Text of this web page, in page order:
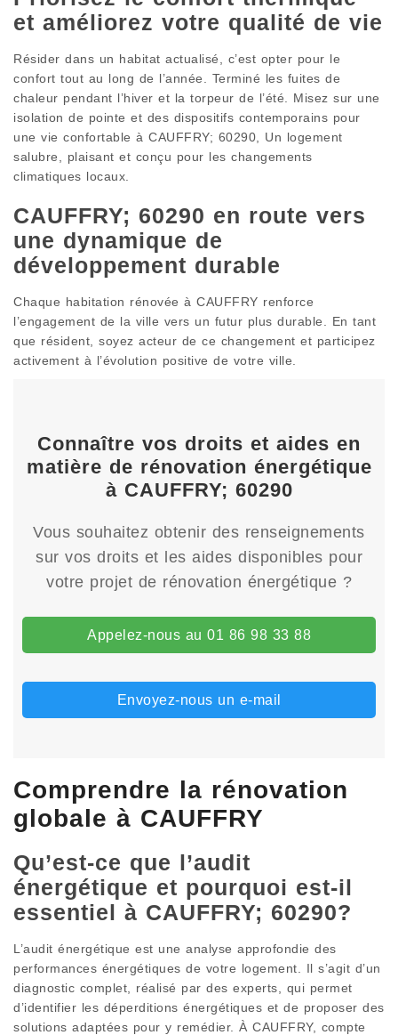
et améliorez votre qualité de vie
Résider dans un habitat actualisé, c’est opter pour le
confort tout au long de l’année. Terminé les fuites de
chaleur pendant l’hiver et la torpeur de l’été. Misez sur une
isolation de pointe et des dispositifs contemporains pour
une vie confortable à CAUFFRY; 60290, Un logement
salubre, plaisant et conçu pour les changements
climatiques locaux.
CAUFFRY; 60290 en route vers
une dynamique de
développement durable
Chaque habitation rénovée à CAUFFRY renforce
l’engagement de la ville vers un futur plus durable. En tant
que résident, soyez acteur de ce changement et participez
activement à l’évolution positive de votre ville.
Connaître vos droits et aides en
matière de rénovation énergétique
à CAUFFRY; 60290
Vous souhaitez obtenir des renseignements
sur vos droits et les aides disponibles pour
votre projet de rénovation énergétique ?
Appelez-nous au 01 86 98 33 88
Envoyez-nous un e-mail
Comprendre la rénovation
globale à CAUFFRY
Qu’est-ce que l’audit
énergétique et pourquoi est-il
essentiel à CAUFFRY; 60290?
L’audit énergétique est une analyse approfondie des
performances énergétiques de votre logement. Il s’agit d’un
diagnostic complet, réalisé par des experts, qui permet
d’identifier les déperditions énergétiques et de proposer des
solutions adaptées pour y remédier. À CAUFFRY, compte